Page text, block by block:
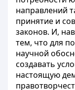
направлений
принятие и
законов. И,
тем, что для
научной
создавать
настоящую